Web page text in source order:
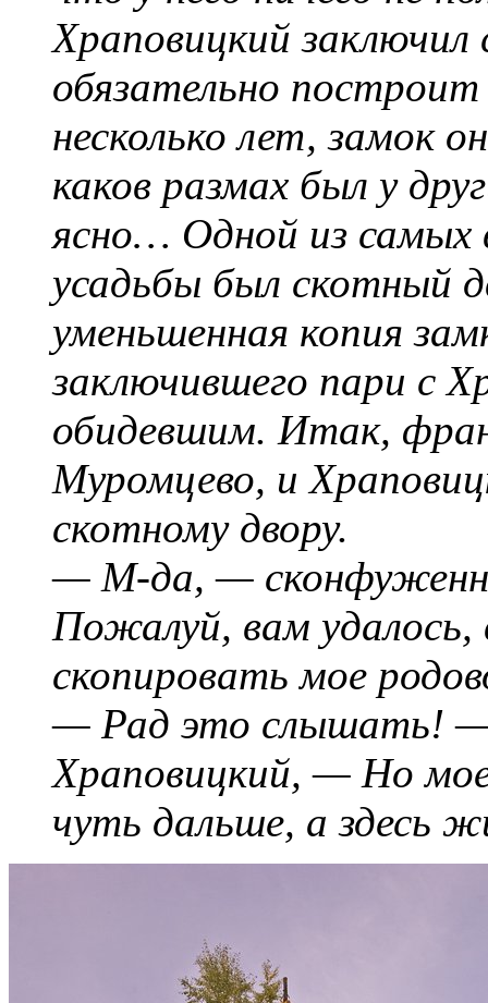
Храповицкий
обязательно
несколько лет, замок
каков размах был у
ясно… Одной из самых
усадьбы был скотный
уменьшенная копия
заключившего пари с
обидевшим. Итак,
Муромцево, и
скотному двору.
— М-да, —
Пожалуй, вам удалось,
скопировать мое
— Рад это слышать!
Храповицкий, — Но мое
чуть дальше, а здесь